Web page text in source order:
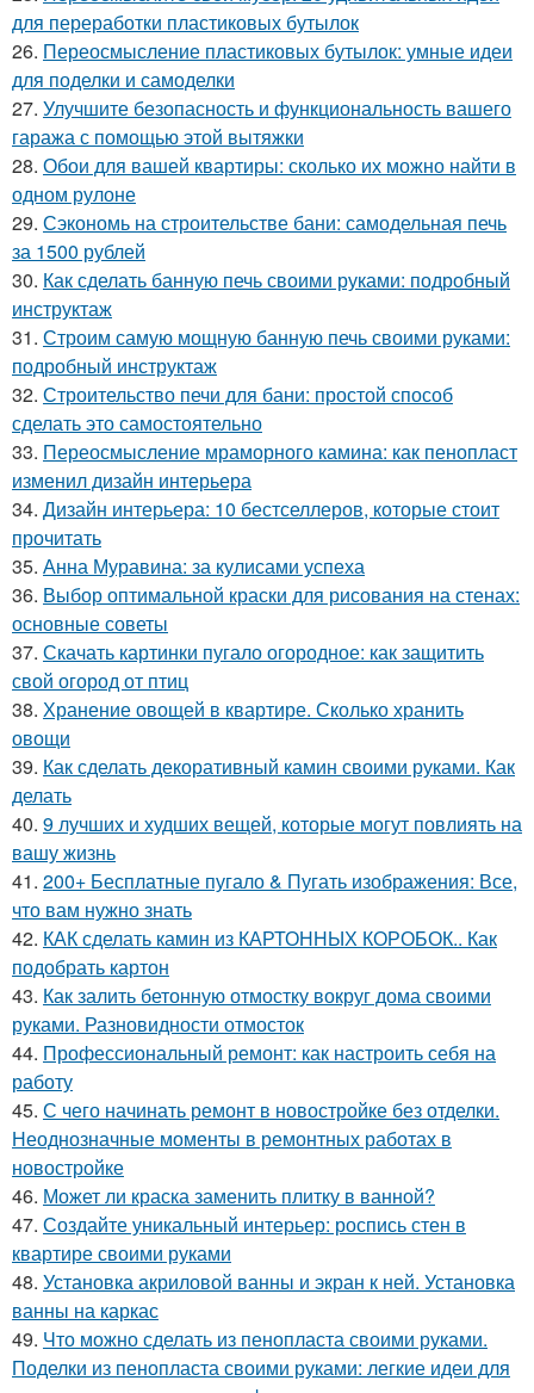
для переработки пластиковых бутылок
26. Переосмысление пластиковых бутылок: умные идеи
для поделки и самоделки
27. Улучшите безопасность и функциональность вашего
гаража с помощью этой вытяжки
28. Обои для вашей квартиры: сколько их можно найти в
одном рулоне
29. Сэкономь на строительстве бани: самодельная печь
за 1500 рублей
30. Как сделать банную печь своими руками: подробный
инструктаж
31. Строим самую мощную банную печь своими руками:
подробный инструктаж
32. Строительство печи для бани: простой способ
сделать это самостоятельно
33. Переосмысление мраморного камина: как пенопласт
изменил дизайн интерьера
34. Дизайн интерьера: 10 бестселлеров, которые стоит
прочитать
35. Анна Муравина: за кулисами успеха
36. Выбор оптимальной краски для рисования на стенах:
основные советы
37. Скачать картинки пугало огородное: как защитить
свой огород от птиц
38. Хранение овощей в квартире. Сколько хранить
овощи
39. Как сделать декоративный камин своими руками. Как
делать
40. 9 лучших и худших вещей, которые могут повлиять на
вашу жизнь
41. 200+ Бесплатные пугало & Пугать изображения: Все,
что вам нужно знать
42. КАК сделать камин из КАРТОННЫХ КОРОБОК.. Как
подобрать картон
43. Как залить бетонную отмостку вокруг дома своими
руками. Разновидности отмосток
44. Профессиональный ремонт: как настроить себя на
работу
45. С чего начинать ремонт в новостройке без отделки.
Неоднозначные моменты в ремонтных работах в
новостройке
46. Может ли краска заменить плитку в ванной?
47. Создайте уникальный интерьер: роспись стен в
квартире своими руками
48. Установка акриловой ванны и экран к ней. Установка
ванны на каркас
49. Что можно сделать из пенопласта своими руками.
Поделки из пенопласта своими руками: легкие идеи для